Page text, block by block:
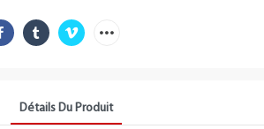
Détails Du Produit